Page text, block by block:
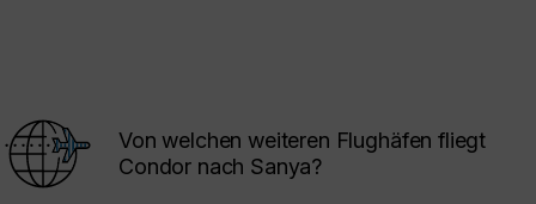
Von welchen weiteren Flughäfen fliegt
Condor nach Sanya?